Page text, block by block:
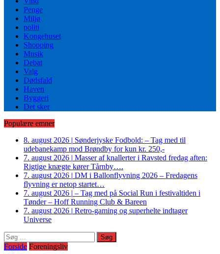
Penge
Miljø
politi
Kongehuset
Shopping
Musik
Debat
Valg
Dødsfald
Haven
Byggeri
Det sker
Populære emner
8. august 2026 | Sønderjyske Fodbold: – Tag med til
udebanekamp mod Brøndby for kun kr. 250,-
7. august 2026 | Masser af knallerter i Ravsted fredag aften:
Rigtige knægte kører Tårnby….
7. august 2026 | DM i Ballonflyvning 2026 – Fredagens
flyvning er netop startet…
7. august 2026 | – Tag med på Social Run i festivaltiden i
Tønder – Hoff Running Club & Bareen
7. august 2026 | Retro-gaming og superhelte indtager
Universe
Søg
efter:
Forside Foreningsliv